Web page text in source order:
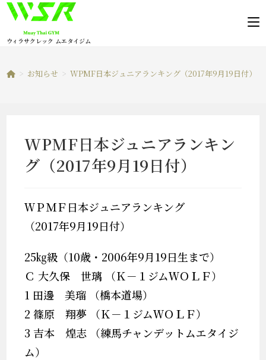
コ
ウィラサクレック ムエタイジム
> お知らせ > WPMF日本ジュニアランキング（2017年9月19日付）
WPMF日本ジュニアランキン
グ（2017年9月19日付）
ＷＰＭＦ日本ジュニアランキング
（2017年9月19日付）
25㎏級（10歳・2006年9月19日生まで）
Ｃ 大久保 世璃 （Ｋ－１ジムＷＯＬＦ）
1 田邊 美瑠 （橋本道場）
2 篠原 翔夢 （Ｋ－１ジムＷＯＬＦ）
3 吉本 煌志 （練馬チャンデットムエタイジ
ム）